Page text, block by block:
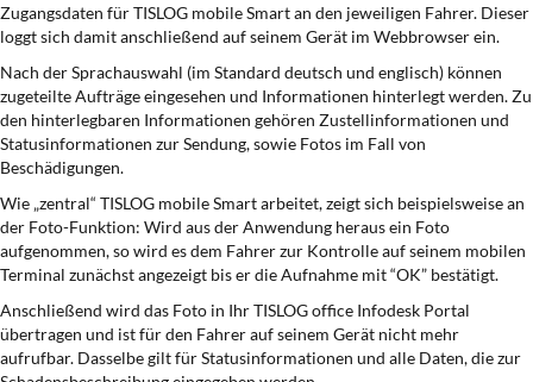
Zugangsdaten für TISLOG mobile Smart an den jeweiligen Fahrer. Dieser
loggt sich damit anschließend auf seinem Gerät im Webbrowser ein.
Nach der Sprachauswahl (im Standard deutsch und englisch) können
zugeteilte Aufträge eingesehen und Informationen hinterlegt werden. Zu
den hinterlegbaren Informationen gehören Zustellinformationen und
Statusinformationen zur Sendung, sowie Fotos im Fall von
Beschädigungen.
Wie „zentral“ TISLOG mobile Smart arbeitet, zeigt sich beispielsweise an
der Foto-Funktion: Wird aus der Anwendung heraus ein Foto
aufgenommen, so wird es dem Fahrer zur Kontrolle auf seinem mobilen
Terminal zunächst angezeigt bis er die Aufnahme mit “OK” bestätigt.
Anschließend wird das Foto in Ihr TISLOG office Infodesk Portal
übertragen und ist für den Fahrer auf seinem Gerät nicht mehr
aufrufbar. Dasselbe gilt für Statusinformationen und alle Daten, die zur